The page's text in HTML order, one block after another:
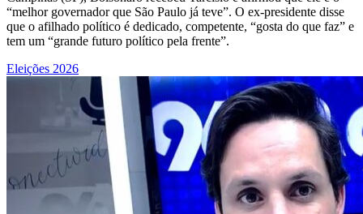
“melhor governador que São Paulo já teve”. O ex-presidente disse
que o afilhado político é dedicado, competente, “gosta do que faz” e
tem um “grande futuro político pela frente”.
Eleições 2026